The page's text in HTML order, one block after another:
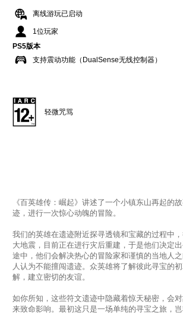
离线游玩已启动
1位玩家
PS5版本
支持震动功能（DualSense无线控制器）
轻微咒骂
《百英雄传：崛起》讲述了一个小镇东山再起的
迹，进行一次惊心动魄的冒险。
我们的英雄在遗迹附近探寻透镜和宝藏的过程中
大地震，目前正在进行灾后重建，于是他们决定
途中，他们会解决热心的冒险家和谨慎的当地人
人认为不能擅闯遗迹。众英雄将了解彼此寻宝的
解，建立密切的友谊。
如你所知，这些符文遗迹中隐藏着惊天秘密，会
来致命影响。最初这只是一场单纯的寻宝之旅，